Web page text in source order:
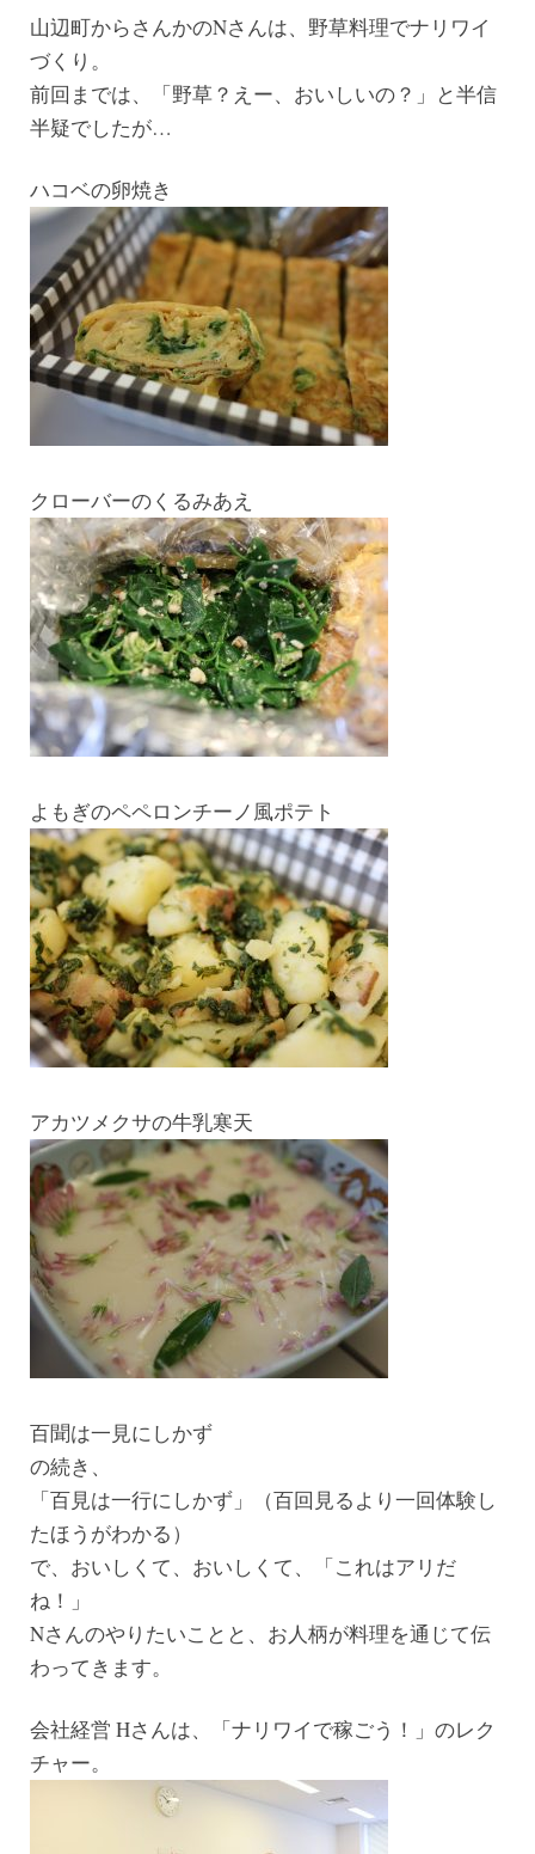
山辺町からさんかのNさんは、野草料理でナリワイ
づくり。
前回までは、「野草？えー、おいしいの？」と半信
半疑でしたが…
ハコベの卵焼き
クローバーのくるみあえ
よもぎのペペロンチーノ風ポテト
アカツメクサの牛乳寒天
百聞は一見にしかず
の続き、
「百見は一行にしかず」（百回見るより一回体験し
たほうがわかる）
で、おいしくて、おいしくて、「これはアリだ
ね！」
Nさんのやりたいことと、お人柄が料理を通じて伝
わってきます。
会社経営 Hさんは、「ナリワイで稼ごう！」のレク
チャー。